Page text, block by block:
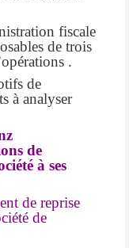
fiscale
de trois
.
de
à analyser
de
à ses
de reprise
de